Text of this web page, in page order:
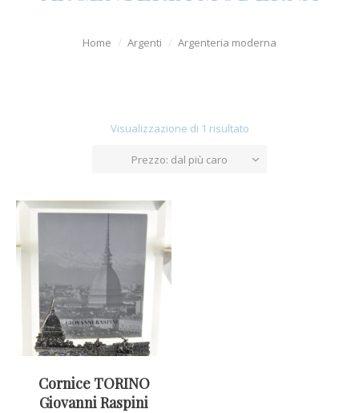
Uomo
Offerte
Home Argenti Argenteria moderna
Visualizzazione di 1 risultato
Prezzo: dal più caro
Cornice TORINO
Giovanni Raspini